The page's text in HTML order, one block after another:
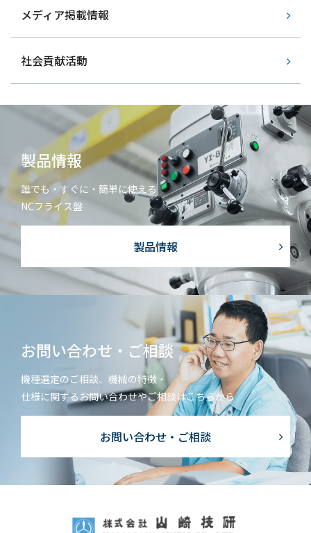
メディア掲載情報
社会貢献活動
製品情報
誰でも・すぐに・簡単に使える
NCフライス盤
製品情報
お問い合わせ・ご相談
機種選定のご相談、機械の特徴・
仕様に関するお問い合わせやご相談はこちらから
お問い合わせ・ご相談